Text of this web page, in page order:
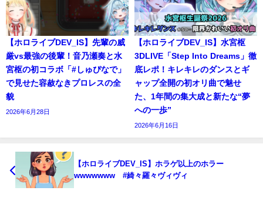
【ホロライブDEV_IS】先輩の威
厳vs最強の後輩！音乃瀬奏と水
宮枢の初コラボ「#しゅぴなで」
で見せた容赦なきプロレスの全
貌
2026年6月28日
【ホロライブDEV_IS】水宮枢
3DLIVE「Step Into Dreams」徹
底レポ！キレキレのダンスとギ
ャップ全開の初オリ曲で魅せ
た、1年間の集大成と新たな“夢
への一歩”
2026年6月16日
【ホロライブDEV_IS】ホラゲ以上のホラー
wwwwwww #綺々羅々ヴィヴィ